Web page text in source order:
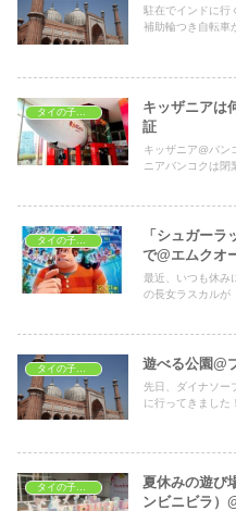
駐在でインドに行
補助輪つき自転車
キッザニアは
証
キッザニア@バン
ニアバンコクは閉
「シュガー
で@エムクオ
最近、いつも休み
の長女ラスカルが
遊べる公園@
先日、ダイナソー
に行ってきました
タイの子どもの遊び場
夏休みの遊び